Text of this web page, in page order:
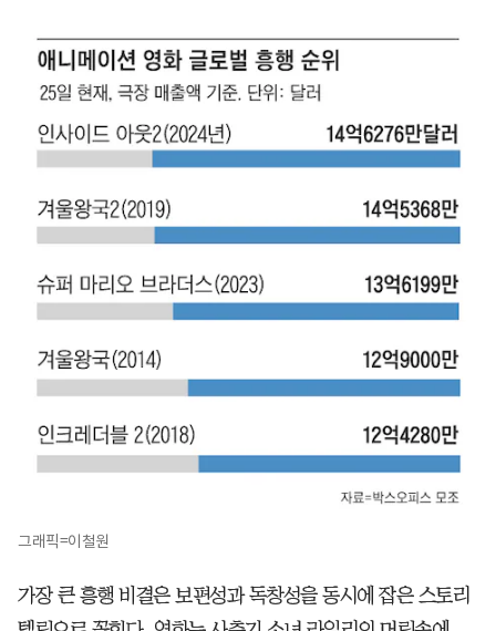
그래픽=이철원
가장 큰 흥행 비결은 보편성과 독창성을 동시에 잡은 스토리